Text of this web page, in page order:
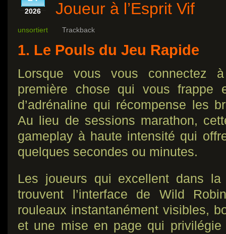
2026
Joueur à l’Esprit Vif
unsortiert Trackback
1. Le Pouls du Jeu Rapide
Lorsque vous vous connectez
première chose qui vous frappe
d’adrénaline qui récompense les
Au lieu de sessions marathon,
gameplay à haute intensité qui
quelques secondes ou minutes.
Les joueurs qui excellent dans
trouvent l’interface de Wild
rouleaux instantanément visibles,
et une mise en page qui